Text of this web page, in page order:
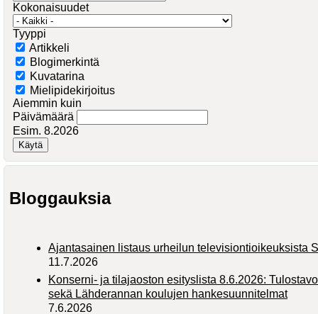
Kokonaisuudet
Tyyppi
Artikkeli
Blogimerkintä
Kuvatarina
Mielipidekirjoitus
Aiemmin kuin
Päivämäärä
Esim. 8.2026
Bloggauksia
Ajantasainen listaus urheilun televisiontioikeuksista
11.7.2026
Konserni- ja tilajaoston esityslista 8.6.2026:
sekä Lähderannan koulujen hankesuunnitelmat
7.6.2026